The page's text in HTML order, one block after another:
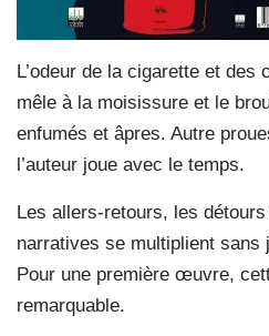
L’odeur de la cigarette et
mêle à la moisissure et le
enfumés et âpres. Autre
l’auteur joue avec le temps.
Les allers-retours, les
narratives se multiplient sans
Pour une première œuvre,
remarquable.